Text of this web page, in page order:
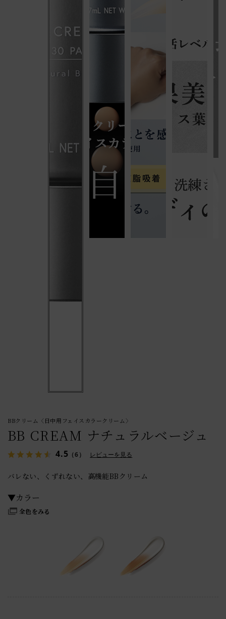
BBクリーム〈日中用フェイスカラークリーム〉
BB CREAM ナチュラルベージュ
4.5 （6） レビューを見る
バレない、くずれない、高機能BBクリーム
全色をみる